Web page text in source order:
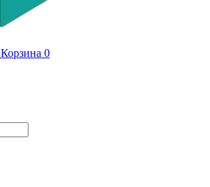
Корзина 0